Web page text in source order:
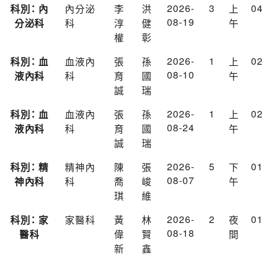
科別： 內
分泌科
內分泌
科
李
淳
權
洪
健
彰
2026-
08-19
3
上
午
04
科別： 血
液內科
血液內
科
張
育
誠
孫
國
瑞
2026-
08-10
1
上
午
02
科別： 血
液內科
血液內
科
張
育
誠
孫
國
瑞
2026-
08-24
1
上
午
02
科別： 精
神內科
精神內
科
陳
喬
琪
張
峻
維
2026-
08-07
5
下
午
01
科別： 家
醫科
家醫科
黃
偉
新
林
賢
鑫
2026-
08-18
2
夜
間
01